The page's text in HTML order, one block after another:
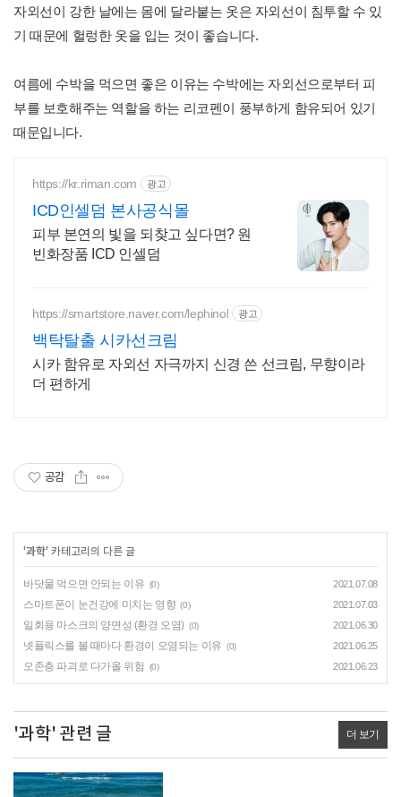
자외선이 강한 날에는 몸에 달라붙는 옷은 자외선이 침투할 수 있
기 때문에 헐렁한 옷을 입는 것이 좋습니다.
여름에 수박을 먹으면 좋은 이유는 수박에는 자외선으로부터 피
부를 보호해주는 역할을 하는 리코펜이 풍부하게 함유되어 있기
때문입니다.
https://kr.riman.com 광고
ICD인셀덤 본사공식몰
피부 본연의 빛을 되찾고 싶다면? 원
빈화장품 ICD 인셀덤
https://smartstore.naver.com/lephinol 광고
백탁탈출 시카선크림
시카 함유로 자외선 자극까지 신경 쓴 선크림, 무향이라
더 편하게
공감
'과학' 카테고리의 다른 글
바닷물 먹으면 안되는 이유 (0) 2021.07.08
스마트폰이 눈건강에 미치는 영향 (0) 2021.07.03
일회용 마스크의 양면성 (환경 오염) (0) 2021.06.30
넷플릭스를 볼 때마다 환경이 오염되는 이유 (0) 2021.06.25
오존층 파괴로 다가올 위험 (0) 2021.06.23
'과학' 관련 글 더 보기